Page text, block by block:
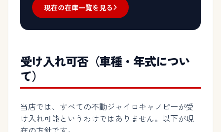
現在の在庫一覧を見る
受け入れ可否（車種・年式につい
て）
当店では、すべての不動ジャイロキャノピーが受
け入れ可能というわけではありません。以下が現